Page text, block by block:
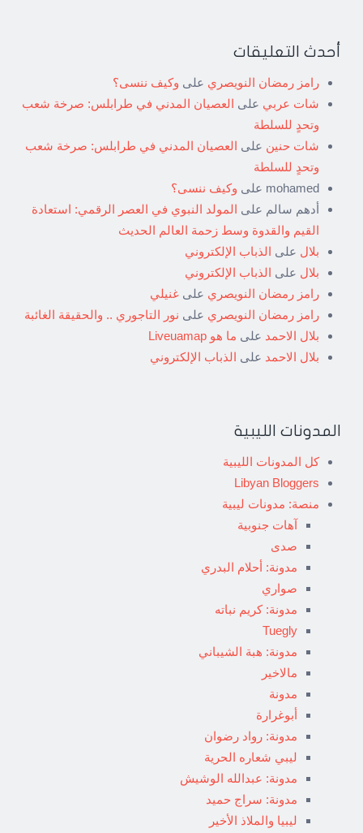
أحدث التعليقات
رامز رمضان النويصري على وكيف ننسى؟
شات عربي على العصيان المدني في طرابلس: صرخة شعب
وتحدٍ للسلطة
شات حنين على العصيان المدني في طرابلس: صرخة شعب
وتحدٍ للسلطة
mohamed على وكيف ننسى؟
أدهم سالم على المولد النبوي في العصر الرقمي: استعادة
القيم والقدوة وسط زحمة العالم الحديث
بلال على الذباب الإلكتروني
بلال على الذباب الإلكتروني
رامز رمضان النويصري على غنيلي
رامز رمضان النويصري على نور التاجوري .. والحقيقة الغائبة
بلال الاحمد على ما هو Liveuamap
بلال الاحمد على الذباب الإلكتروني
المدونات الليبية
كل المدونات الليبية
Libyan Bloggers
منصة: مدونات ليبية
آهات جنوبية
صدى
مدونة: أحلام البدري
صواري
مدونة: كريم نباته
Tuegly
مدونة: هبة الشيباني
مالاخير
مدونة
أبوغرارة
مدونة: رواد رضوان
ليبي شعاره الحرية
مدونة: عبدالله الوشيش
مدونة: سراج حميد
ليبيا والملاذ الأخير